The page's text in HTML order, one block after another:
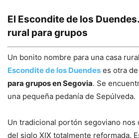
El Escondite de los
rural para grupos
Un bonito nombre para una casa
Escondite de los Duendes es otra
para grupos en Segovia. Se
una pequeña pedanía de Sepúlveda.
Un tradicional portón segoviano nos
del siglo XIX totalmente reformada.